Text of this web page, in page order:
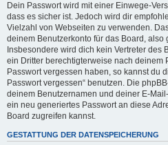
Dein Passwort wird mit einer Einwege-
dass es sicher ist. Jedoch wird dir
Vielzahl von Webseiten zu verwenden.
deinem Benutzerkonto für das Board, also
Insbesondere wird dich kein Vertreter des
ein Dritter berechtigterweise nach deinem
Passwort vergessen haben, so kannst du
Passwort vergessen“ benutzen. Die
deinem Benutzernamen und deiner E-
ein neu generiertes Passwort an diese
Board zugreifen kannst.
GESTATTUNG DER DATENSPEICHERUNG